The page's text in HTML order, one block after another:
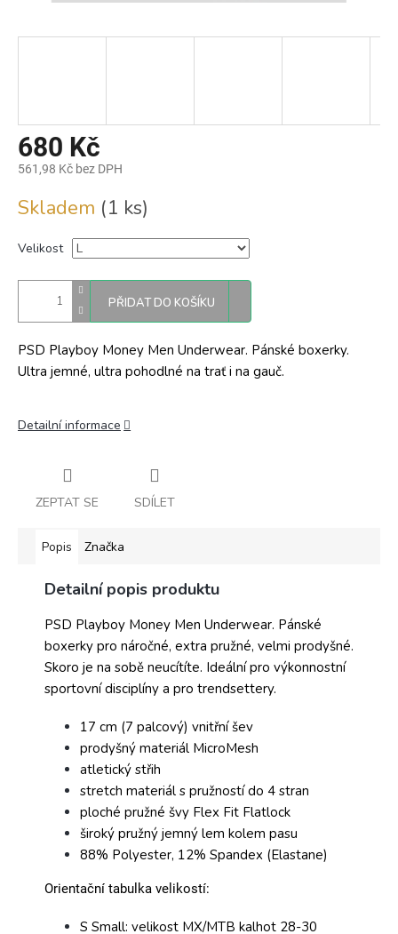
680 Kč
561,98 Kč bez DPH
cena:
Skladem (1 ks)
Velikost
PŘIDAT DO KOŠÍKU
PSD Playboy Money Men Underwear. Pánské boxerky.
Ultra jemné, ultra pohodlné na trať i na gauč.
Detailní informace
ZEPTAT SE SDÍLET
Popis Značka
Detailní popis produktu
PSD Playboy Money Men Underwear. Pánské
boxerky pro náročné, extra pružné, velmi prodyšné.
Skoro je na sobě neucítíte. Ideální pro výkonnostní
sportovní disciplíny a pro trendsettery.
17 cm (7 palcový) vnitřní šev
prodyšný materiál MicroMesh
atletický střih
stretch materiál s pružností do 4 stran
ploché pružné švy Flex Fit Flatlock
široký pružný jemný lem kolem pasu
88% Polyester, 12% Spandex (Elastane)
Orientační tabulka velikostí:
S Small: velikost MX/MTB kalhot 28-30